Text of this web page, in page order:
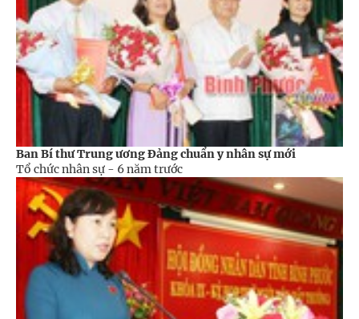
Ban Bí thư Trung ương Đảng chuẩn y nhân sự mới
Tổ chức nhân sự - 6 năm trước